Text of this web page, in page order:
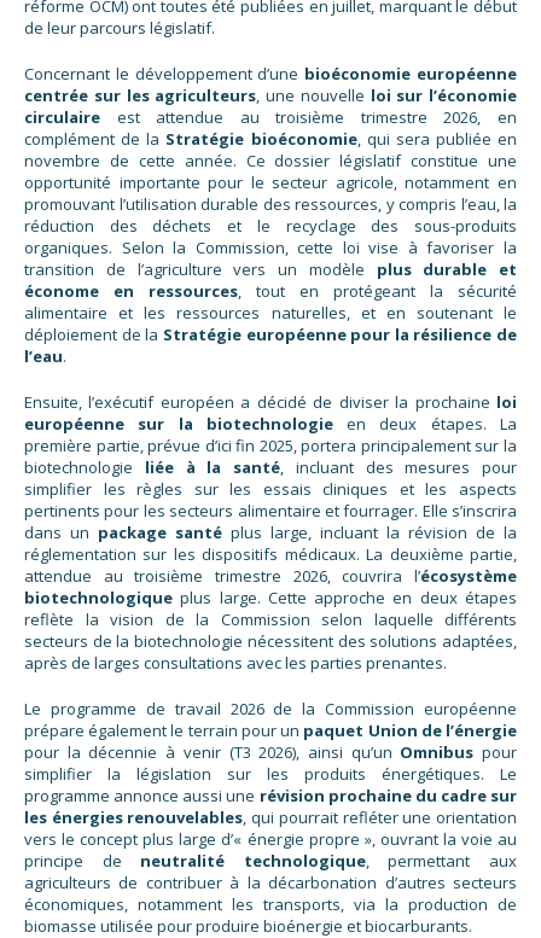
réforme OCM) ont toutes été publiées en juillet, marquant le début
de leur parcours législatif.
Concernant le développement d’une bioéconomie européenne
centrée sur les agriculteurs, une nouvelle loi sur l’économie
circulaire est attendue au troisième trimestre 2026, en
complément de la Stratégie bioéconomie, qui sera publiée en
novembre de cette année. Ce dossier législatif constitue une
opportunité importante pour le secteur agricole, notamment en
promouvant l’utilisation durable des ressources, y compris l’eau, la
réduction des déchets et le recyclage des sous-produits
organiques. Selon la Commission, cette loi vise à favoriser la
transition de l’agriculture vers un modèle plus durable et
économe en ressources, tout en protégeant la sécurité
alimentaire et les ressources naturelles, et en soutenant le
déploiement de la Stratégie européenne pour la résilience de
l’eau.
Ensuite, l’exécutif européen a décidé de diviser la prochaine loi
européenne sur la biotechnologieen deux étapes. La
première partie, prévue d’ici fin 2025, portera principalement sur la
biotechnologie liée à la santé, incluant des mesures pour
simplifier les règles sur les essais cliniques et les aspects
pertinents pour les secteurs alimentaire et fourrager. Elle s’inscrira
dans un package santé plus large, incluant la révision de la
réglementation sur les dispositifs médicaux. La deuxième partie,
attendue au troisième trimestre 2026, couvrira l’écosystème
biotechnologique plus large. Cette approche en deux étapes
reflète la vision de la Commission selon laquelle différents
secteurs de la biotechnologie nécessitent des solutions adaptées,
après de larges consultations avec les parties prenantes.
Le programme de travail 2026 de la Commission européenne
prépare également le terrain pour un paquet Union de l’énergie
pour la décennie à venir (T3 2026), ainsi qu’un Omnibus pour
simplifier la législation sur les produits énergétiques. Le
programme annonce aussi une révision prochaine du cadre sur
les énergies renouvelables, qui pourrait refléter une orientation
vers le concept plus large d’« énergie propre », ouvrant la voie au
principe de neutralité technologique, permettant aux
agriculteurs de contribuer à la décarbonation d’autres secteurs
économiques, notamment les transports, via la production de
biomasse utilisée pour produire bioénergie et biocarburants.